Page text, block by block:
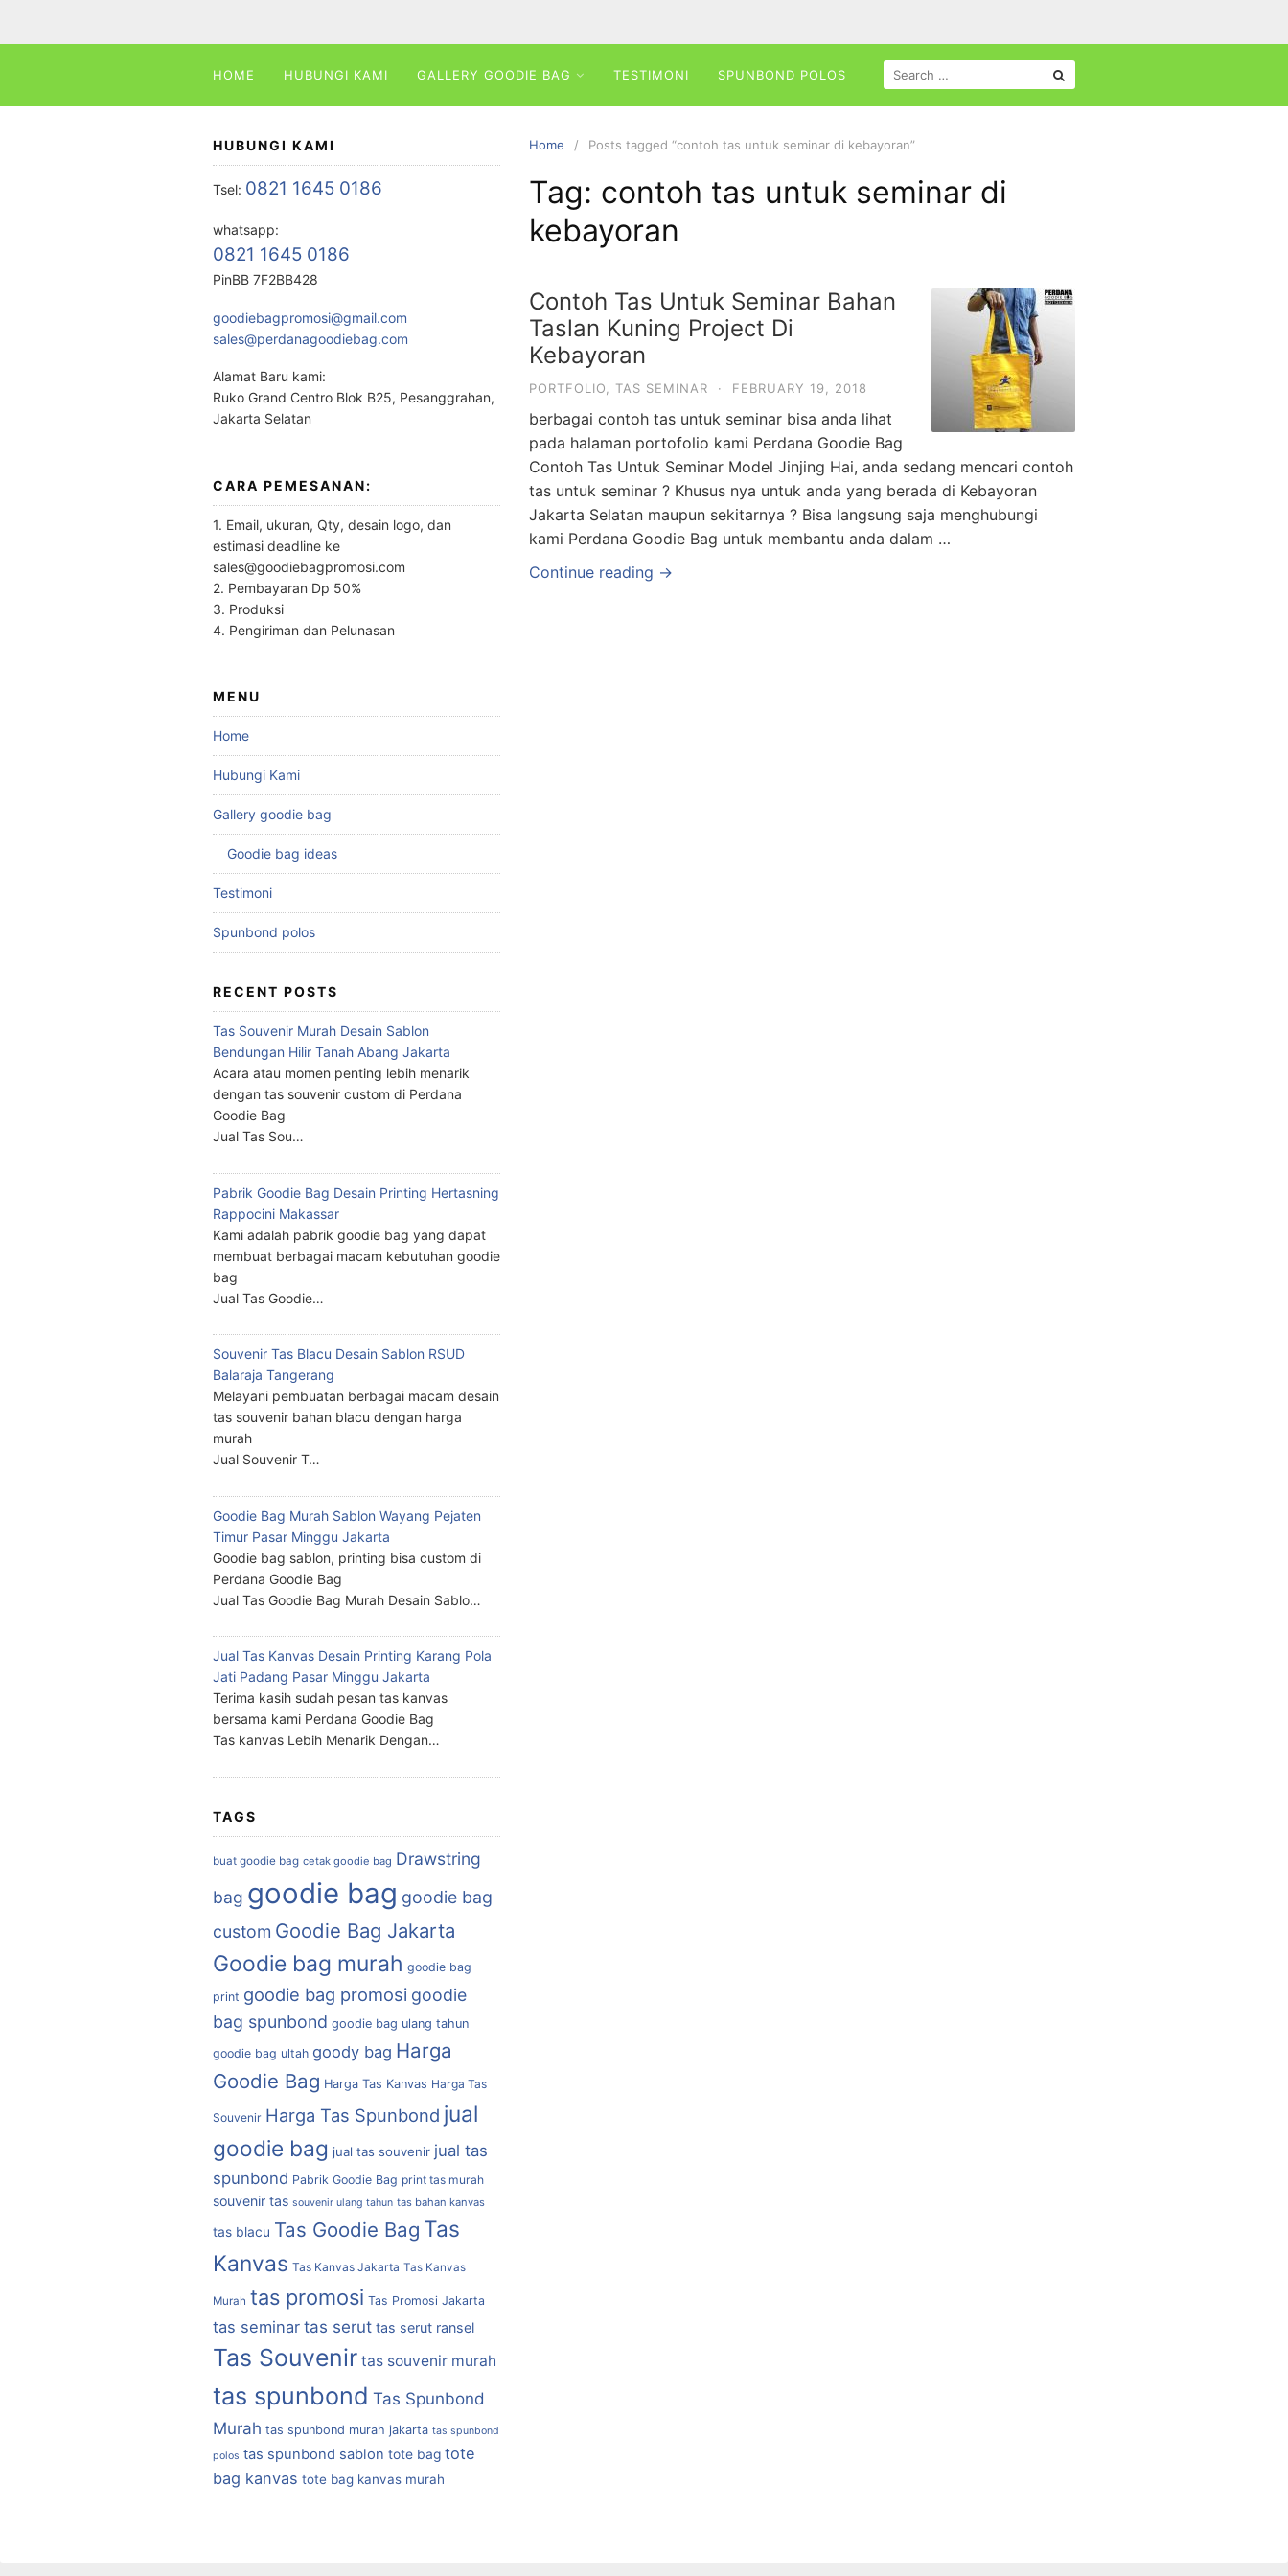
HOME HUBUNGI KAMI GALLERY GOODIE BAG TESTIMONI SPUNBOND POLOS
SEARCH
FOR:
Home Posts tagged “contoh tas untuk seminar di kebayoran”
Tag: contoh tas untuk seminar di
kebayoran
Contoh Tas Untuk Seminar Bahan
Taslan Kuning Project Di
Kebayoran
PORTFOLIO TAS SEMINAR · FEBRUARY 19, 2018
berbagai contoh tas untuk seminar bisa anda lihat
pada halaman portofolio kami Perdana Goodie Bag
Contoh Tas Untuk Seminar Model Jinjing Hai, anda sedang mencari contoh
tas untuk seminar ? Khusus nya untuk anda yang berada di Kebayoran
Jakarta Selatan maupun sekitarnya ? Bisa langsung saja menghubungi
kami Perdana Goodie Bag untuk membantu anda dalam …
Continue reading →
HUBUNGI KAMI
Tsel: 0821 1645 0186
whatsapp:
0821 1645 0186
PinBB 7F2BB428
goodiebagpromosi@gmail.com
sales@perdanagoodiebag.com
Alamat Baru kami:
Ruko Grand Centro Blok B25, Pesanggrahan,
Jakarta Selatan
CARA PEMESANAN:
1. Email, ukuran, Qty, desain logo, dan
estimasi deadline ke
sales@goodiebagpromosi.com
2. Pembayaran Dp 50%
3. Produksi
4. Pengiriman dan Pelunasan
MENU
Home
Hubungi Kami
Gallery goodie bag
Goodie bag ideas
Testimoni
Spunbond polos
RECENT POSTS
Tas Souvenir Murah Desain Sablon
Bendungan Hilir Tanah Abang Jakarta
Acara atau momen penting lebih menarik
dengan tas souvenir custom di Perdana
Goodie Bag
Jual Tas Sou…
Pabrik Goodie Bag Desain Printing Hertasning
Rappocini Makassar
Kami adalah pabrik goodie bag yang dapat
membuat berbagai macam kebutuhan goodie
bag
Jual Tas Goodie…
Souvenir Tas Blacu Desain Sablon RSUD
Balaraja Tangerang
Melayani pembuatan berbagai macam desain
tas souvenir bahan blacu dengan harga
murah
Jual Souvenir T…
Goodie Bag Murah Sablon Wayang Pejaten
Timur Pasar Minggu Jakarta
Goodie bag sablon, printing bisa custom di
Perdana Goodie Bag
Jual Tas Goodie Bag Murah Desain Sablo…
Jual Tas Kanvas Desain Printing Karang Pola
Jati Padang Pasar Minggu Jakarta
Terima kasih sudah pesan tas kanvas
bersama kami Perdana Goodie Bag
Tas kanvas Lebih Menarik Dengan…
TAGS
buat goodie bag cetak goodie bag Drawstring
bag goodie bag goodie bag
custom Goodie Bag Jakarta
Goodie bag murah goodie bag
print goodie bag promosi goodie
bag spunbond goodie bag ulang tahun
goodie bag ultah goody bag Harga
Goodie Bag Harga Tas Kanvas Harga Tas
Souvenir Harga Tas Spunbond jual
goodie bag jual tas souvenir jual tas
spunbond Pabrik Goodie Bag print tas murah
souvenir tas souvenir ulang tahun tas bahan kanvas
tas blacu Tas Goodie Bag Tas
Kanvas Tas Kanvas Jakarta Tas Kanvas
Murah tas promosi Tas Promosi Jakarta
tas seminar tas serut tas serut ransel
Tas Souvenir tas souvenir murah
tas spunbond Tas Spunbond
Murah tas spunbond murah jakarta tas spunbond
polos tas spunbond sablon tote bag tote
bag kanvas tote bag kanvas murah